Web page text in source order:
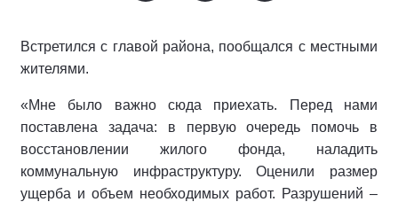
Встретился с главой района, пообщался с местными
жителями.
«Мне было важно сюда приехать. Перед нами
поставлена задача: в первую очередь помочь в
восстановлении жилого фонда, наладить
коммунальную инфраструктуру. Оценили размер
ущерба и объем необходимых работ. Разрушений –